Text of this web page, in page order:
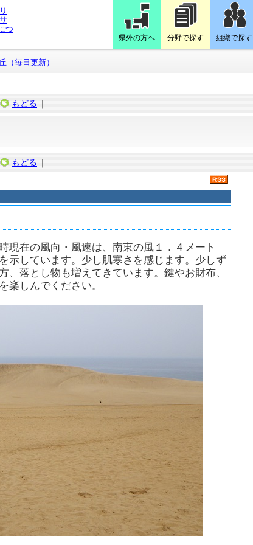
県外の方へ 分野で探す 組織で探す
（毎日更新）
もどる ｜
もどる ｜
現在の風向・風速は、南東の風１．４メート
示しています。少し肌寒さを感じます。少しず
落とし物も増えてきています。鍵やお財布、
楽しんでください。